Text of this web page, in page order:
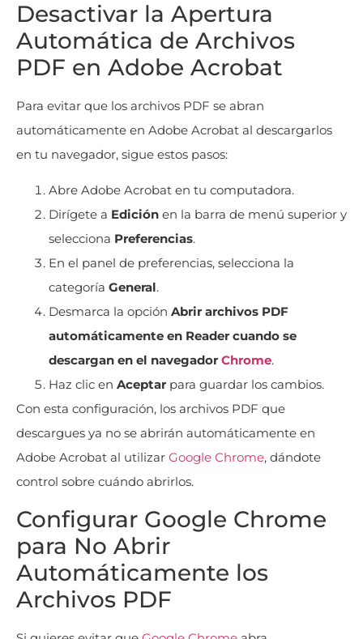
Desactivar la Apertura
Automática de Archivos
PDF en Adobe Acrobat
Para evitar que los archivos PDF se abran
automáticamente en Adobe Acrobat al descargarlos
en tu navegador, sigue estos pasos:
Abre Adobe Acrobat en tu computadora.
Dirígete a Edición en la barra de menú superior y
selecciona Preferencias.
En el panel de preferencias, selecciona la
categoría General.
Desmarca la opción Abrir archivos PDF
automáticamente en Reader cuando se
descargan en el navegador Chrome.
Haz clic en Aceptar para guardar los cambios.
Con esta configuración, los archivos PDF que
descargues ya no se abrirán automáticamente en
Adobe Acrobat al utilizar Google Chrome, dándote
control sobre cuándo abrirlos.
Configurar Google Chrome
para No Abrir
Automáticamente los
Archivos PDF